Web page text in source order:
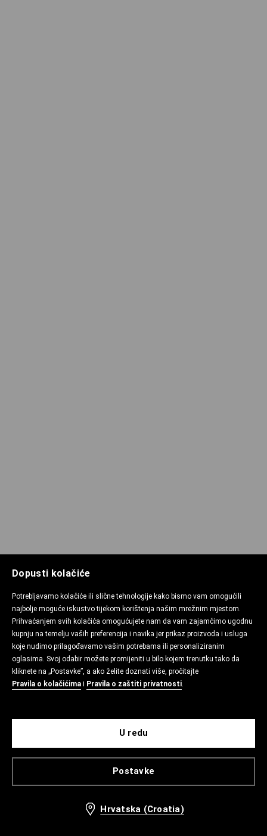
Dopusti kolačiće
Potrebljavamo kolačiće ili slične tehnologije kako bismo vam omogućili
najbolje moguće iskustvo tijekom korištenja našim mrežnim mjestom.
Prihvaćanjem svih kolačića omogućujete nam da vam zajamčimo ugodnu
kupnju na temelju vaših preferencija i navika jer prikaz proizvoda i usluga
koje nudimo prilagođavamo vašim potrebama ili personaliziranim
oglasima. Svoj odabir možete promijeniti u bilo kojem trenutku tako da
kliknete na „Postavke”, a ako želite doznati više, pročitajte
Pravila o kolačićima i Pravila o zaštiti privatnosti.
Postavke
U redu
Hrvatska (Croatia)